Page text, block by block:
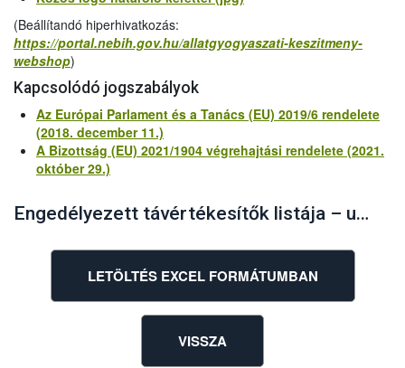
(Beállítandó hiperhivatkozás:
https://portal.nebih.gov.hu/allatgyogyaszati-keszitmeny-
webshop)
Kapcsolódó jogszabályok
Az Európai Parlament és a Tanács (EU) 2019/6 rendelete
(2018. december 11.)
A Bizottság (EU) 2021/1904 végrehajtási rendelete (2021.
október 29.)
Engedélyezett távértékesítők listája – utoljára frissítve: 2026.06.11.
LETÖLTÉS EXCEL FORMÁTUMBAN
VISSZA